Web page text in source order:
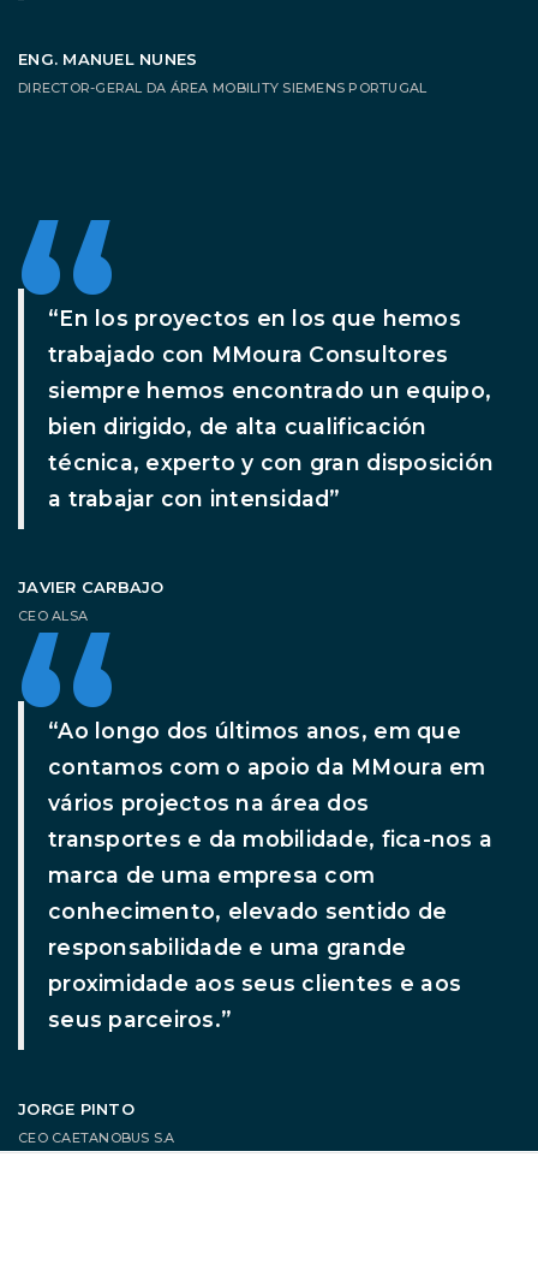
ENG. MANUEL NUNES
DIRECTOR-GERAL DA ÁREA MOBILITY SIEMENS PORTUGAL
“En los proyectos en los que hemos
trabajado con MMoura Consultores
siempre hemos encontrado un equipo,
bien dirigido, de alta cualificación
técnica, experto y con gran disposición
a trabajar con intensidad”
JAVIER CARBAJO
CEO ALSA
“Ao longo dos últimos anos, em que
contamos com o apoio da MMoura em
vários projectos na área dos
transportes e da mobilidade, fica-nos a
marca de uma empresa com
conhecimento, elevado sentido de
responsabilidade e uma grande
proximidade aos seus clientes e aos
seus parceiros.”
JORGE PINTO
CEO CAETANOBUS S.A